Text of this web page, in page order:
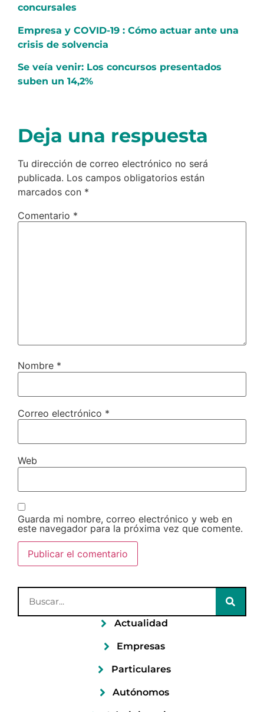
concursales
Empresa y COVID-19 : Cómo actuar ante una
crisis de solvencia
Se veía venir: Los concursos presentados
suben un 14,2%
Deja una respuesta
Tu dirección de correo electrónico no será
publicada. Los campos obligatorios están
marcados con *
Comentario *
Nombre *
Correo electrónico *
Web
Guarda mi nombre, correo electrónico y web en
este navegador para la próxima vez que comente.
Actualidad
Empresas
Particulares
Autónomos